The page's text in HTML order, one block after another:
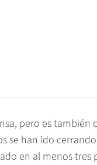
pero es también
han ido
en al menos